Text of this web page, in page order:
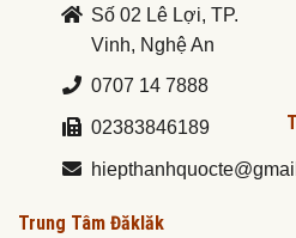
Số 02 Lê Lợi, TP.
Vinh, Nghệ An
0707 14 7888
02383846189
Trung Tâm Đăklăk